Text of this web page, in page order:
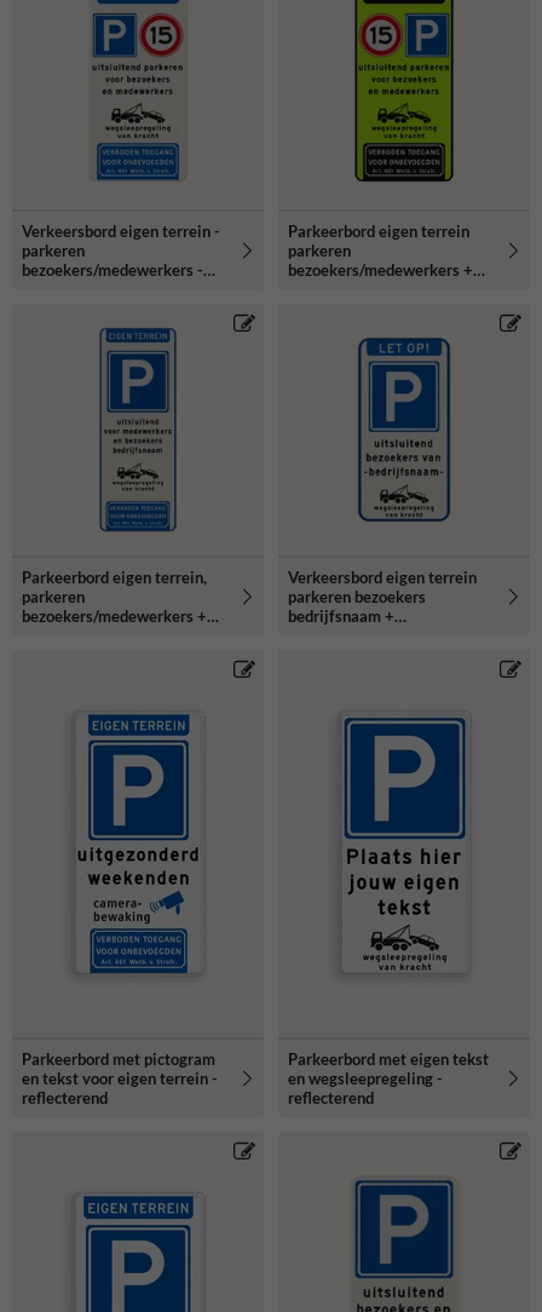
Verkeersbord eigen terrein -
parkeren
bezoekers/medewerkers -
Parkeerbord eigen terrein
parkeren
bezoekers/medewerkers +
Parkeerbord eigen terrein,
parkeren
bezoekers/medewerkers +
Verkeersbord eigen terrein
parkeren bezoekers
bedrijfsnaam +
Parkeerbord met pictogram
en tekst voor eigen terrein -
reflecterend
Parkeerbord met eigen tekst
en wegsleepregeling -
reflecterend